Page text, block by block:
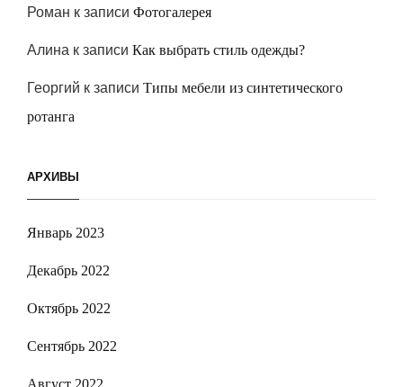
Роман к записи Фотогалерея
Алина к записи Как выбрать стиль одежды?
Георгий к записи Типы мебели из синтетического
ротанга
АРХИВЫ
Январь 2023
Декабрь 2022
Октябрь 2022
Сентябрь 2022
Август 2022